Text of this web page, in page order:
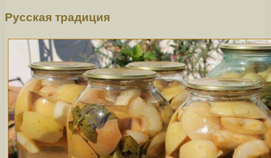
Русская традиция